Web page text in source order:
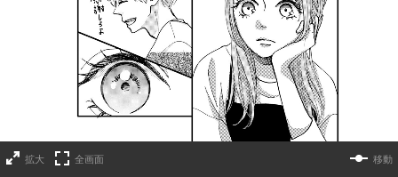
拡大 全画面 移動